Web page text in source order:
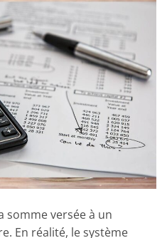
somme versée à un
En réalité, le système